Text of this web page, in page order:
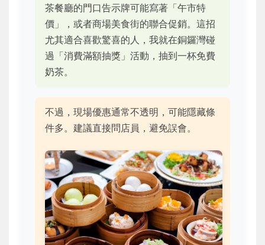
茶餐廳的門口告示牌可能寫著「午市特
價」，或者商場美食街的聯合促銷。這招
尤其適合喜歡驚喜的人，我就在銅鑼灣碰
過「消費滿額抽獎」活動，抽到一杯免費
奶茶。
不過，現場優惠通常不透明，可能隱藏條
件多。建議直接問店員，避免誤會。